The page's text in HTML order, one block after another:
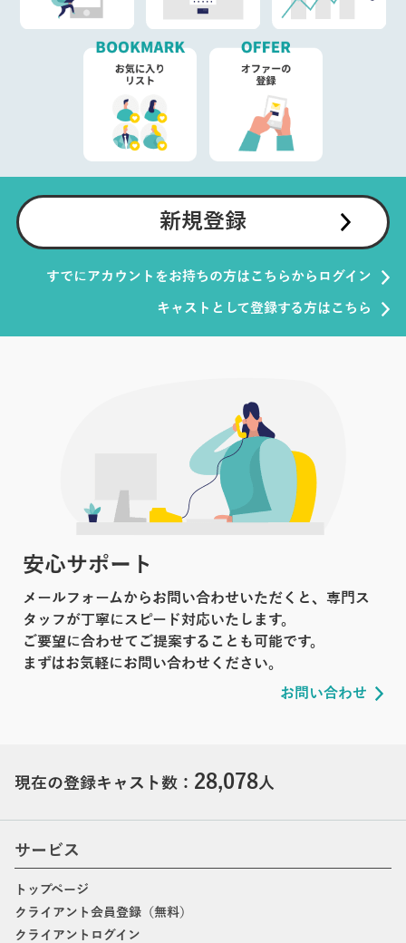
新規登録
すでにアカウントをお持ちの方はこちらからログイン
キャストとして登録する方はこちら
安心サポート
メールフォームからお問い合わせいただくと、専門ス
タッフが丁寧にスピード対応いたします。
ご要望に合わせてご提案することも可能です。
まずはお気軽にお問い合わせください。
お問い合わせ
現在の登録キャスト数： 28,078人
サービス
トップページ
クライアント会員登録（無料）
クライアントログイン